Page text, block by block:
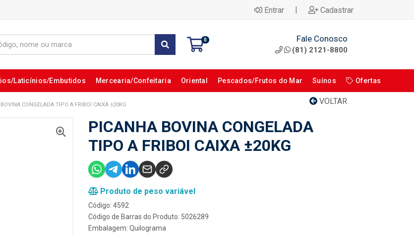
Entrar | Cadastrar
0 Fale Conosco
(81) 2121-8800
Laticínios/Embutidos Mercearia/Confeitaria Oriental Pescados/Frutos do Mar Suínos Ofertas
VOLTAR
CONGELADA TIPO A FRIBOI CAIXA ±20KG
PICANHA BOVINA CONGELADA
TIPO A FRIBOI CAIXA ±20KG
Produto de peso variável
Código: 4592
Código de Barras do Produto: 5026289
Embalagem: Quilograma